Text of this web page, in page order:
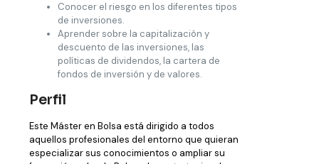
Conocer el riesgo en los diferentes tipos
de inversiones.
Aprender sobre la capitalización y
descuento de las inversiones, las
políticas de dividendos, la cartera de
fondos de inversión y de valores.
Perfil
Este Máster en Bolsa está dirigido a todos
aquellos profesionales del entorno que quieran
especializar sus conocimientos o ampliar su